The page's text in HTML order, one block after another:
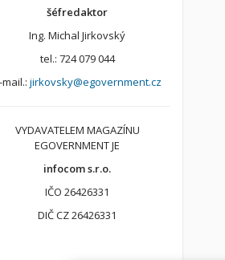
šéfredaktor
Ing. Michal Jirkovský
tel.: 724 079 044
mail.:jirkovsky@egovernment.cz
VYDAVATELEM MAGAZÍNU
EGOVERNMENT JE
infocom s.r.o.
IČO 26426331
DIČ CZ 26426331